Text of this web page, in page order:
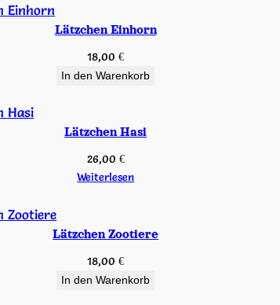
Lätzchen Einhorn
18,00€
In den Warenkorb
Lätzchen Hasi
26,00 €
Weiterlesen
Lätzchen Zootiere
18,00€
In den Warenkorb